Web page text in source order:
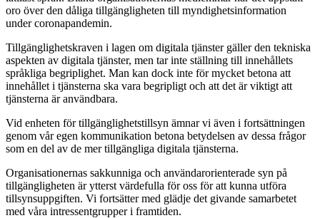
oro över den dåliga tillgängligheten till myndighetsinformation
under coronapandemin.
Tillgänglighetskraven i lagen om digitala tjänster gäller den tekniska
aspekten av digitala tjänster, men tar inte ställning till innehållets
språkliga begriplighet. Man kan dock inte för mycket betona att
innehållet i tjänsterna ska vara begripligt och att det är viktigt att
tjänsterna är användbara.
Vid enheten för tillgänglighetstillsyn ämnar vi även i fortsättningen
genom vår egen kommunikation betona betydelsen av dessa frågor
som en del av de mer tillgängliga digitala tjänsterna.
Organisationernas sakkunniga och användarorienterade syn på
tillgängligheten är ytterst värdefulla för oss för att kunna utföra
tillsynsuppgiften. Vi fortsätter med glädje det givande samarbetet
med våra intressentgrupper i framtiden.